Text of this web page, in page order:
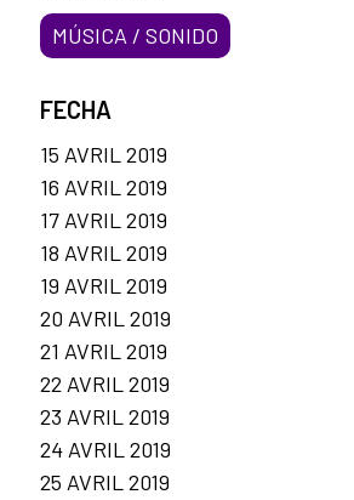
MÚSICA / SONIDO
FECHA
15 AVRIL 2019
16 AVRIL 2019
17 AVRIL 2019
18 AVRIL 2019
19 AVRIL 2019
20 AVRIL 2019
21 AVRIL 2019
22 AVRIL 2019
23 AVRIL 2019
24 AVRIL 2019
25 AVRIL 2019